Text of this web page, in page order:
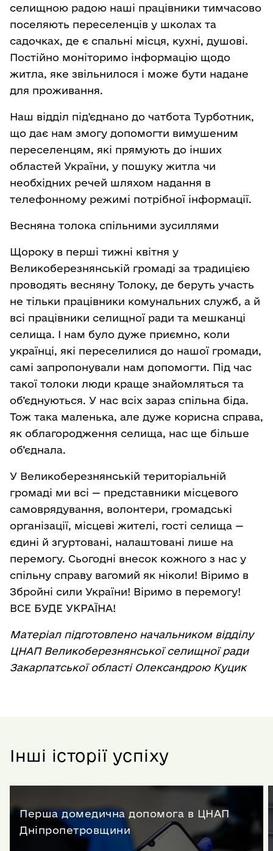
селищною радою наші працівники тимчасово
поселяють переселенців у школах та
садочках, де є спальні місця, кухні, душові.
Постійно моніторимо інформацію щодо
житла, яке звільнилося і може бути надане
для проживання.
Наш відділ під'єднано до чатбота Турботник,
що дає нам змогу допомогти вимушеним
переселенцям, які прямують до інших
областей України, у пошуку житла чи
необхідних речей шляхом надання в
телефонному режимі потрібної інформації.
Весняна толока спільними зусиллями
Щороку в перші тижні квітня у
Великоберезнянській громаді за традицією
проводять весняну Толоку, де беруть участь
не тільки працівники комунальних служб, а й
всі працівники селищної ради та мешканці
селища. І нам було дуже приємно, коли
українці, які переселилися до нашої громади,
самі запропонували нам допомогти. Під час
такої толоки люди краще знайомляться та
об’єднуються. У нас всіх зараз спільна біда.
Тож така маленька, але дуже корисна справа,
як облагородження селища, нас ще більше
об’єднала.
У Великоберезнянській територіальній
громаді ми всі — представники місцевого
самоврядування, волонтери, громадські
організації, місцеві жителі, гості селища —
єдині й згуртовані, налаштовані лише на
перемогу. Сьогодні внесок кожного з нас у
спільну справу вагомий як ніколи! Віримо в
Збройні сили України! Віримо в перемогу!
ВСЕ БУДЕ УКРАЇНА!
Матеріал підготовлено начальником відділу
ЦНАП Великоберезнянської селищної ради
Закарпатської області Олександрою Куцик
Інші історії успіху
Перша домедична допомога в ЦНАП
Дніпропетровщини